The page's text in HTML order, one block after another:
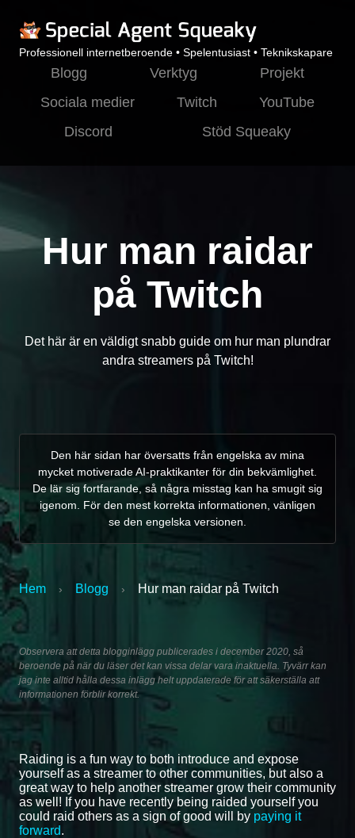
Professionell internetberoende • Spelentusiast • Teknikskapare
Blogg Verktyg
Projekt
Sociala medier
Twitch
YouTube
Discord
Stöd Squeaky
Hur man raidar
på Twitch
Det här är en väldigt snabb guide om hur man plundrar
andra streamers på Twitch!
Den här sidan har översatts från engelska av mina
mycket motiverade AI-praktikanter för din bekvämlighet.
De lär sig fortfarande, så några misstag kan ha smugit sig
igenom. För den mest korrekta informationen, vänligen
se den engelska versionen.
Hem › Blogg › Hur man raidar på Twitch
Observera att detta blogginlägg publicerades i december 2020, så
beroende på när du läser det kan vissa delar vara inaktuella. Tyvärr kan
jag inte alltid hålla dessa inlägg helt uppdaterade för att säkerställa att
informationen förblir korrekt.
Raiding is a fun way to both introduce and expose
yourself as a streamer to other communities, but also a
great way to help another streamer grow their community
as well! If you have recently being raided yourself you
could raid others as a sign of good will by paying it
forward.